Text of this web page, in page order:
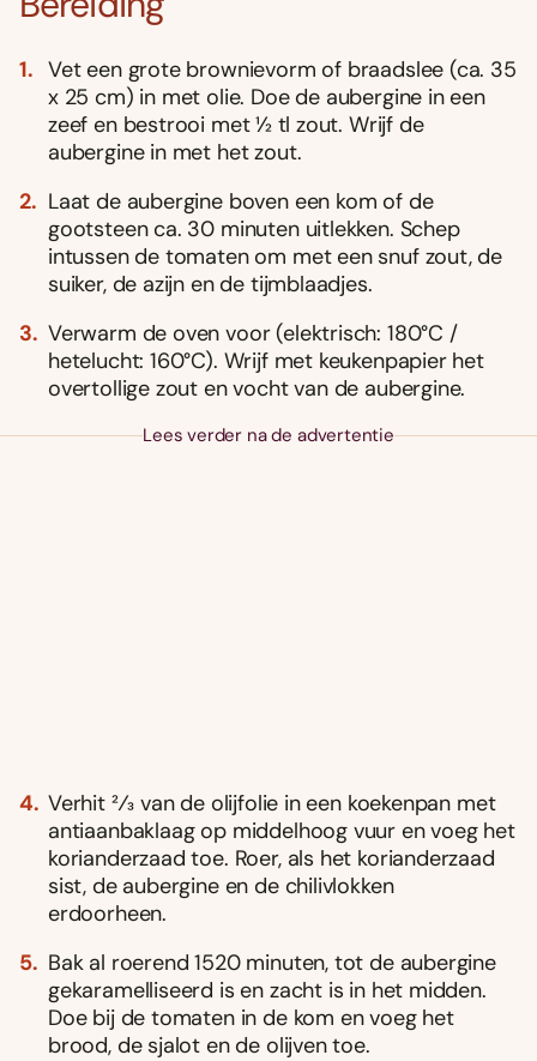
Vet een grote brownievorm of braadslee (ca. 35
x 25 cm) in met olie. Doe de aubergine in een
zeef en bestrooi met 1⁄2 tl zout. Wrijf de
aubergine in met het zout.
Laat de aubergine boven een kom of de
gootsteen ca. 30 minuten uitlekken. Schep
intussen de tomaten om met een snuf zout, de
suiker, de azijn en de tijmblaadjes.
Verwarm de oven voor (elektrisch: 180°C /
hetelucht: 160°C). Wrijf met keukenpapier het
overtollige zout en vocht van de aubergine.
Lees verder na de advertentie
Verhit 2⁄3 van de olijfolie in een koekenpan met
antiaanbaklaag op middelhoog vuur en voeg het
korianderzaad toe. Roer, als het koriander­zaad
sist, de aubergine en de chilivlokken
erdoorheen.
Bak al roerend 15­20 minuten, tot de aubergine
gekaramelliseerd is en zacht is in het midden.
Doe bij de tomaten in de kom en voeg het
brood, de sjalot en de olijven toe.